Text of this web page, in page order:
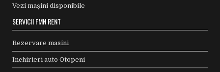
Vezi mașini disponibile
SERVICII FMN RENT
Rezervare masini
Inchirieri auto Otopeni